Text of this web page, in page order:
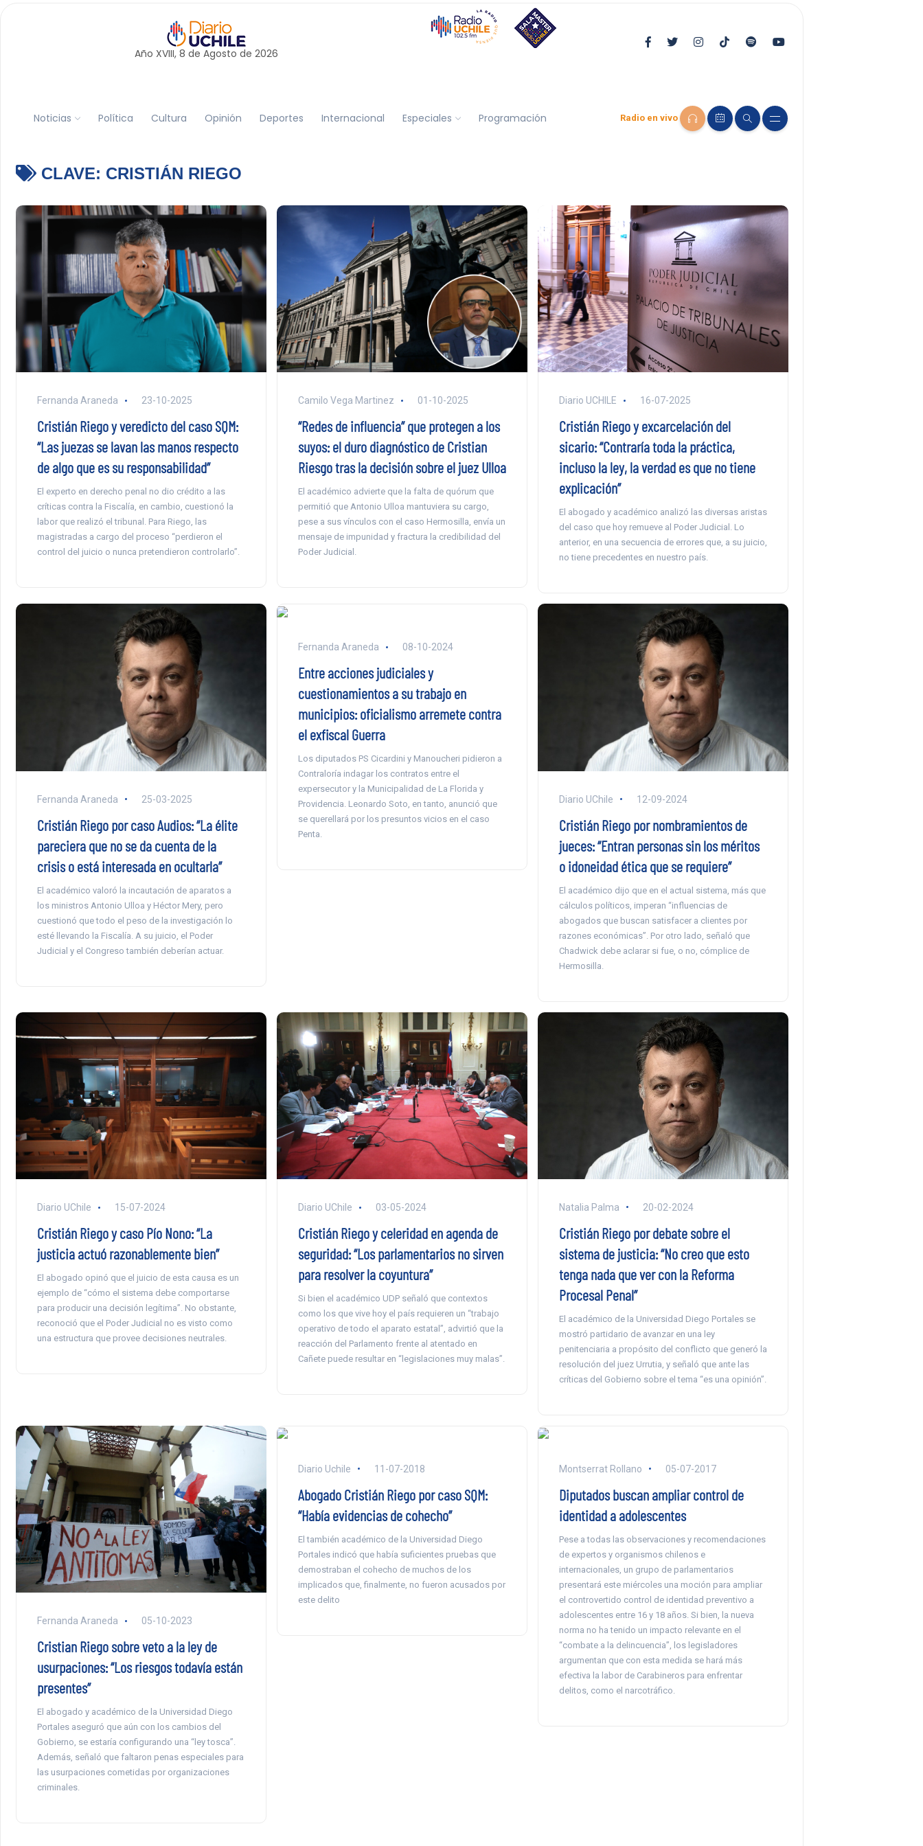
Año XVIII, 8 de Agosto de 2026
Noticias Política Cultura Opinión Deportes Internacional Especiales Programación Radio en vivo
CLAVE: CRISTIÁN RIEGO
Fernanda Araneda 23-10-2025
Cristián Riego y veredicto del caso SQM:
“Las juezas se lavan las manos respecto
de algo que es su responsabilidad”
El experto en derecho penal no dio crédito a las
críticas contra la Fiscalía, en cambio, cuestionó la
labor que realizó el tribunal. Para Riego, las
magistradas a cargo del proceso “perdieron el
control del juicio o nunca pretendieron controlarlo”.
Camilo Vega Martinez 01-10-2025
“Redes de influencia” que protegen a los
suyos: el duro diagnóstico de Cristian
Riesgo tras la decisión sobre el juez Ulloa
El académico advierte que la falta de quórum que
permitió que Antonio Ulloa mantuviera su cargo,
pese a sus vínculos con el caso Hermosilla, envía un
mensaje de impunidad y fractura la credibilidad del
Poder Judicial.
Diario UCHILE 16-07-2025
Cristián Riego y excarcelación del
sicario: “Contraría toda la práctica,
incluso la ley, la verdad es que no tiene
explicación”
El abogado y académico analizó las diversas aristas
del caso que hoy remueve al Poder Judicial. Lo
anterior, en una secuencia de errores que, a su juicio,
no tiene precedentes en nuestro país.
Fernanda Araneda 25-03-2025
Cristián Riego por caso Audios: “La élite
pareciera que no se da cuenta de la
crisis o está interesada en ocultarla”
El académico valoró la incautación de aparatos a
los ministros Antonio Ulloa y Héctor Mery, pero
cuestionó que todo el peso de la investigación lo
esté llevando la Fiscalía. A su juicio, el Poder
Judicial y el Congreso también deberían actuar.
Fernanda Araneda 08-10-2024
Entre acciones judiciales y
cuestionamientos a su trabajo en
municipios: oficialismo arremete contra
el exfiscal Guerra
Los diputados PS Cicardini y Manoucheri pidieron a
Contraloría indagar los contratos entre el
expersecutor y la Municipalidad de La Florida y
Providencia. Leonardo Soto, en tanto, anunció que
se querellará por los presuntos vicios en el caso
Penta.
Diario UChile 12-09-2024
Cristián Riego por nombramientos de
jueces: “Entran personas sin los méritos
o idoneidad ética que se requiere”
El académico dijo que en el actual sistema, más que
cálculos políticos, imperan “influencias de
abogados que buscan satisfacer a clientes por
razones económicas”. Por otro lado, señaló que
Chadwick debe aclarar si fue, o no, cómplice de
Hermosilla.
Diario UChile 15-07-2024
Cristián Riego y caso Pío Nono: “La
justicia actuó razonablemente bien”
El abogado opinó que el juicio de esta causa es un
ejemplo de “cómo el sistema debe comportarse
para producir una decisión legítima”. No obstante,
reconoció que el Poder Judicial no es visto como
una estructura que provee decisiones neutrales.
Diario UChile 03-05-2024
Cristián Riego y celeridad en agenda de
seguridad: “Los parlamentarios no sirven
para resolver la coyuntura”
Si bien el académico UDP señaló que contextos
como los que vive hoy el país requieren un “trabajo
operativo de todo el aparato estatal”, advirtió que la
reacción del Parlamento frente al atentado en
Cañete puede resultar en “legislaciones muy malas”.
Natalia Palma 20-02-2024
Cristián Riego por debate sobre el
sistema de justicia: “No creo que esto
tenga nada que ver con la Reforma
Procesal Penal”
El académico de la Universidad Diego Portales se
mostró partidario de avanzar en una ley
penitenciaria a propósito del conflicto que generó la
resolución del juez Urrutia, y señaló que ante las
críticas del Gobierno sobre el tema “es una opinión”.
Fernanda Araneda 05-10-2023
Cristian Riego sobre veto a la ley de
usurpaciones: “Los riesgos todavía están
presentes”
El abogado y académico de la Universidad Diego
Portales aseguró que aún con los cambios del
Gobierno, se estaría configurando una “ley tosca”.
Además, señaló que faltaron penas especiales para
las usurpaciones cometidas por organizaciones
criminales.
Diario Uchile 11-07-2018
Abogado Cristián Riego por caso SQM:
“Había evidencias de cohecho”
El también académico de la Universidad Diego
Portales indicó que había suficientes pruebas que
demostraban el cohecho de muchos de los
implicados que, finalmente, no fueron acusados por
este delito
Montserrat Rollano 05-07-2017
Diputados buscan ampliar control de
identidad a adolescentes
Pese a todas las observaciones y recomendaciones
de expertos y organismos chilenos e
internacionales, un grupo de parlamentarios
presentará este miércoles una moción para ampliar
el controvertido control de identidad preventivo a
adolescentes entre 16 y 18 años. Si bien, la nueva
norma no ha tenido un impacto relevante en el
“combate a la delincuencia”, los legisladores
argumentan que con esta medida se hará más
efectiva la labor de Carabineros para enfrentar
delitos, como el narcotráfico.